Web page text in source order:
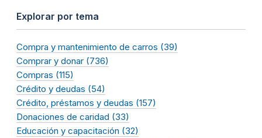
Explorar por tema
Compra y mantenimiento de carros (39)
Comprar y donar (736)
Compras (115)
Crédito y deudas (54)
Crédito, préstamos y deudas (157)
Donaciones de caridad (33)
Educación y capacitación (32)